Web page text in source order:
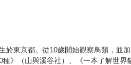
於東京都。從10歲開始觀察鳥類，並
》（山與溪谷社）、《一本了解世